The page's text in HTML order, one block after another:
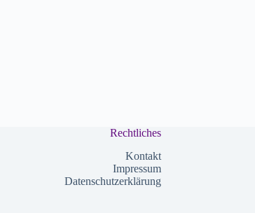
Rechtliches
Kontakt
Impressum
Datenschutzerklärung